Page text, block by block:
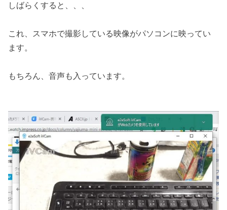
しばらくすると、、、
これ、スマホで撮影している映像がパソコンに映ってい
ます。
もちろん、音声も入っています。